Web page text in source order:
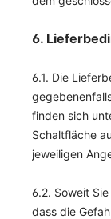
6.
6.1. Die
finden sich
Schaltfläche
jeweiligen
6.2. Soweit
dass die